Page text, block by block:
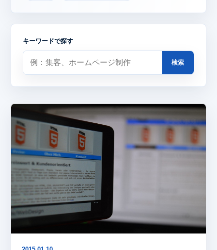
キーワードで探す
検索